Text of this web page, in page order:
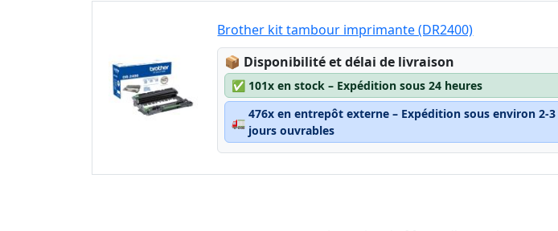
Brother kit tambour imprimante (DR2400)
📦 Lagerstatus:
Disponibilité et délai de livraison
✅ 101x en stock – Expédition sous 24 heures
🚛
476x en entrepôt externe – Expédition sous environ 2-3
jours ouvrables